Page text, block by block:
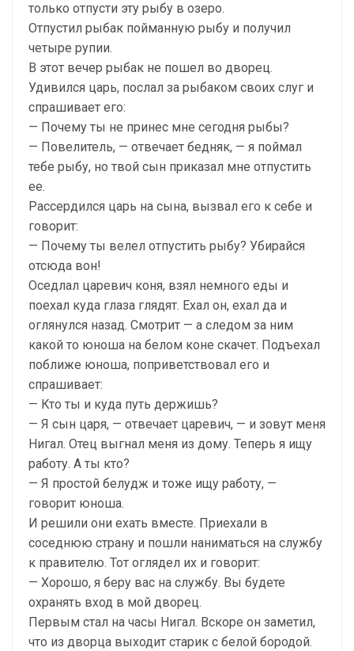
только отпусти эту рыбу в озеро.
Отпустил рыбак пойманную рыбу и получил
четыре рупии.
В этот вечер рыбак не пошел во дворец.
Удивился царь, послал за рыбаком своих слуг и
спрашивает его:
— Почему ты не принес мне сегодня рыбы?
— Повелитель, — отвечает бедняк, — я поймал
тебе рыбу, но твой сын приказал мне отпустить
ее.
Рассердился царь на сына, вызвал его к себе и
говорит:
— Почему ты велел отпустить рыбу? Убирайся
отсюда вон!
Оседлал царевич коня, взял немного еды и
поехал куда глаза глядят. Ехал он, ехал да и
оглянулся назад. Смотрит — а следом за ним
какой то юноша на белом коне скачет. Подъехал
поближе юноша, поприветствовал его и
спрашивает:
— Кто ты и куда путь держишь?
— Я сын царя, — отвечает царевич, — и зовут меня
Нигал. Отец выгнал меня из дому. Теперь я ищу
работу. А ты кто?
— Я простой белудж и тоже ищу работу, —
говорит юноша.
И решили они ехать вместе. Приехали в
соседнюю страну и пошли наниматься на службу
к правителю. Тот оглядел их и говорит:
— Хорошо, я беру вас на службу. Вы будете
охранять вход в мой дворец.
Первым стал на часы Нигал. Вскоре он заметил,
что из дворца выходит старик с белой бородой.